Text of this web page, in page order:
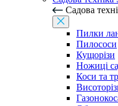
Садова
Пилки
Пилососи
Кущорізи
Ножиці
Коси та